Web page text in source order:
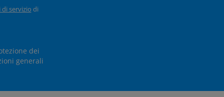
servizio di
dei
generali